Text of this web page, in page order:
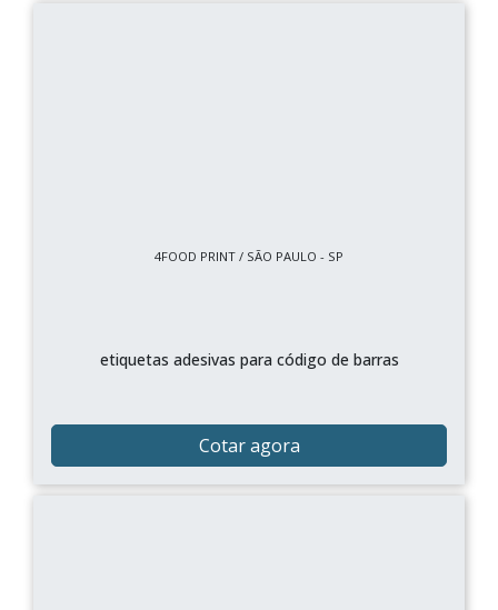
4FOOD PRINT / SÃO PAULO - SP
etiquetas adesivas para código de barras
Cotar agora